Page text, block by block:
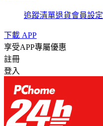
追蹤清單退貨會員設定
下載 APP
享受APP專屬優惠
註冊
登入